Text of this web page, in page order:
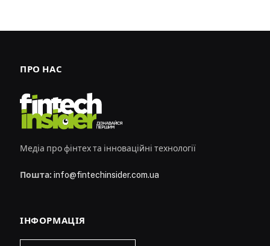
ПРО НАС
Медіа про фінтех та інноваційні технології
Пошта: info@fintechinsider.com.ua
ІНФОРМАЦІЯ